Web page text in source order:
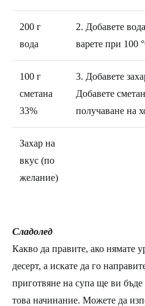
200 г
вода
2. Добавете
варете при 100
100 г
сметана
33%
3. Добавете
Добавете
получаване на
Захар на
вкус (по
желание)
Сладолед
Какво да правите, ако нямате
десерт, а искате да го
приготвяне на супа ще ви
това начинание. Можете да